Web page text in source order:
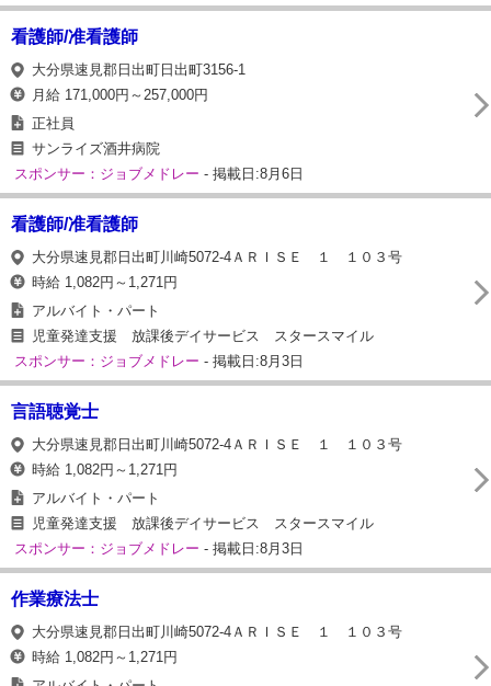
看護師/准看護師
大分県速見郡日出町日出町3156-1
月給 171,000円～257,000円
正社員
サンライズ酒井病院
スポンサー：ジョブメドレー - 掲載日:8月6日
看護師/准看護師
大分県速見郡日出町川崎5072-4ＡＲＩＳＥ １ １０３号
時給 1,082円～1,271円
アルバイト・パート
児童発達支援 放課後デイサービス スタースマイル
スポンサー：ジョブメドレー - 掲載日:8月3日
言語聴覚士
大分県速見郡日出町川崎5072-4ＡＲＩＳＥ １ １０３号
時給 1,082円～1,271円
アルバイト・パート
児童発達支援 放課後デイサービス スタースマイル
スポンサー：ジョブメドレー - 掲載日:8月3日
作業療法士
大分県速見郡日出町川崎5072-4ＡＲＩＳＥ １ １０３号
時給 1,082円～1,271円